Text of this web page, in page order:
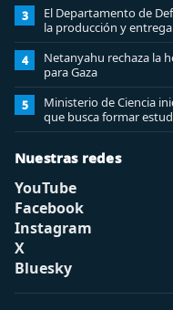
3
El Departamento de
la producción y
4
Netanyahu rechaza la
para Gaza
5
Ministerio de Ciencia
que busca formar
ciberseguridad
Nuestras redes
YouTube
Facebook
Instagram
X
Bluesky